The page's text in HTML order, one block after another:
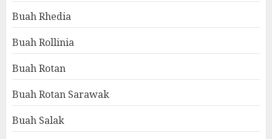
Buah Rhedia
Buah Rollinia
Buah Rotan
Buah Rotan Sarawak
Buah Salak